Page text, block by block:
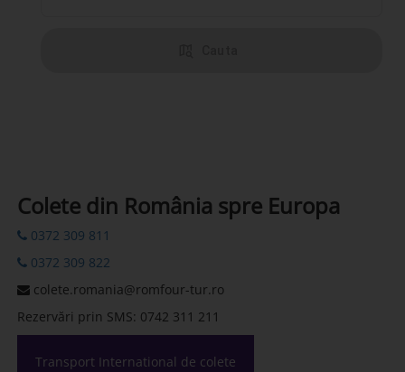
Colete din România spre Europa
0372 309 811
0372 309 822
colete.romania@romfour-tur.ro
Rezervări prin SMS: 0742 311 211
Transport International de colete